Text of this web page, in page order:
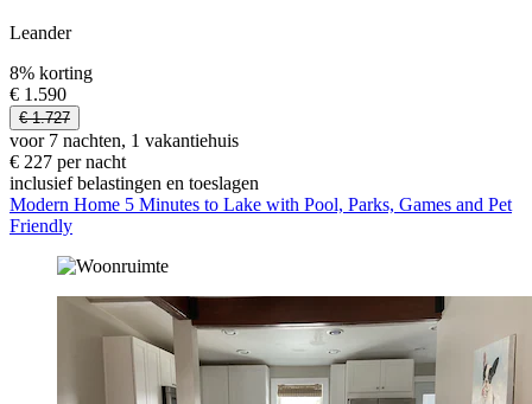
Leander
8% korting
€ 1.590
€ 1.727
voor 7 nachten, 1 vakantiehuis
€ 227 per nacht
inclusief belastingen en toeslagen
Modern Home 5 Minutes to Lake with Pool, Parks, Games and Pet
Friendly